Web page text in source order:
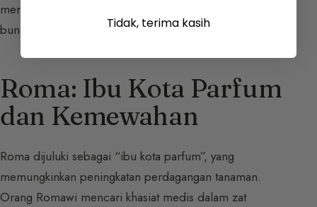
menawarkan berbagai produk harum seperti karangan
bunga, minyak bunga violet, atau anggur aromatik.
Roma: Ibu Kota Parfum
dan Kemewahan
Roma dijuluki sebagai “ibu kota parfum”, yang
memungkinkan peningkatan perdagangan tanaman.
Orang Romawi mencari khasiat medis dalam zat
Tidak, terima kasih